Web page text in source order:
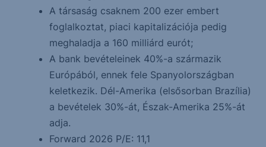
A társaság csaknem 200 ezer embert
foglalkoztat, piaci kapitalizációja pedig
meghaladja a 160 milliárd eurót;
A bank bevételeinek 40%-a származik
Európából, ennek fele Spanyolországban
keletkezik. Dél-Amerika (elsősorban Brazília)
a bevételek 30%-át, Észak-Amerika 25%-át
adja.
Forward 2026 P/E: 11,1